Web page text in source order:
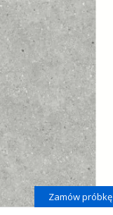
Zamów próbkę